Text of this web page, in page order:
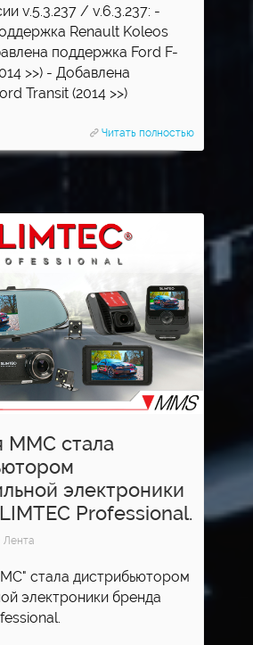
v.5.3.237 / v.6.3.237: -
Renault Koleos
поддержка Ford F-
>>) - Добавлена
Transit (2014 >>)
Читать полностью
ММС стала
электроники
Professional.
Лента
стала дистрибьютором
электроники бренда